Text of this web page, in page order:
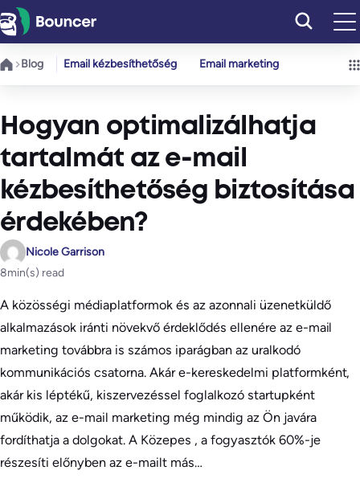
Ugrás
a
tartalomhoz
Blog Email kézbesíthetőség Email marketing
Hogyan optimalizálhatja
tartalmát az e-mail
kézbesíthetőség biztosítása
érdekében?
Nicole Garrison
8min(s) read
A közösségi médiaplatformok és az azonnali üzenetküldő
alkalmazások iránti növekvő érdeklődés ellenére az e-mail
marketing továbbra is számos iparágban az uralkodó
kommunikációs csatorna. Akár e-kereskedelmi platformként,
akár kis léptékű, kiszervezéssel foglalkozó startupként
működik, az e-mail marketing még mindig az Ön javára
fordíthatja a dolgokat. A Közepes , a fogyasztók 60%-je
részesíti előnyben az e-mailt más…